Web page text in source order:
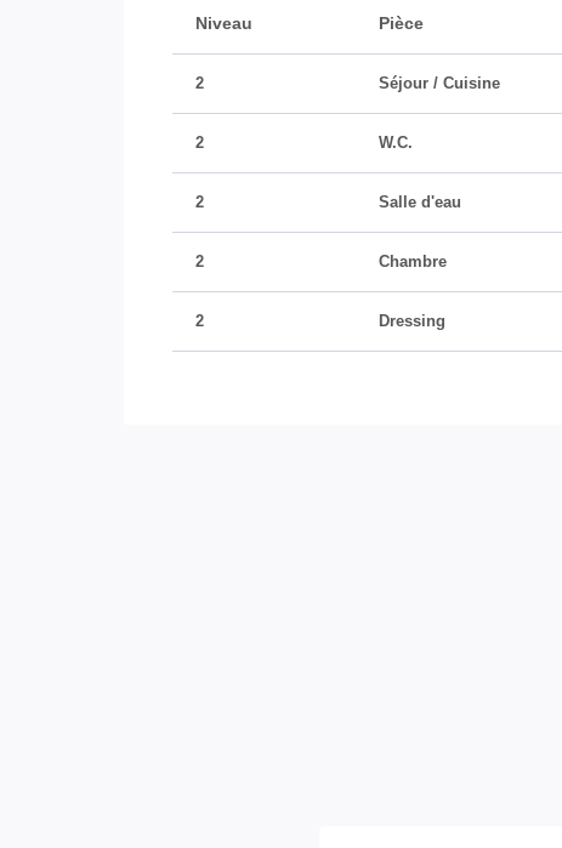
Niveau Pièce
2 Séjour / Cuisine
2 W.C.
2 Salle d'eau
2 Chambre
2 Dressing